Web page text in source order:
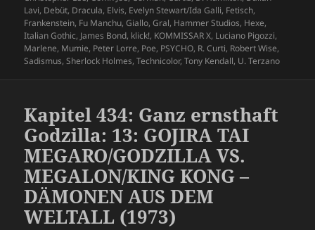
Lavi, Debüt, Dracula, Elvis, Evelyn Stewart/Ida Galli, Fetisch,
Frankenstein, Fu Manchu,Giallo,Gral, Hammer Studios, Hexe,
Italian Gothic, James Bond, klick!, KOMMISSAR X, Luciano Pigozzi,
Marlene, Mumie, Peter Lorre, Poe, PSYCHO, R. Curti, Robert Wise,
Sadismus,Sherlock Holmes,Technicolor,Tony Kendall, U. Terzano
Kapitel 434: Ganz ernsthaft
Godzilla: 13: GOJIRA TAI
MEGARO/GODZILLA VS.
MEGALON/KING KONG –
DÄMONEN AUS DEM
WELTALL (1973)